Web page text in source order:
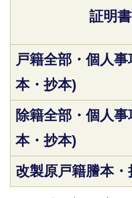
証明
戸籍全部・個人
本・抄本)
除籍全部・個人
本・抄本)
改製原戸籍謄本・